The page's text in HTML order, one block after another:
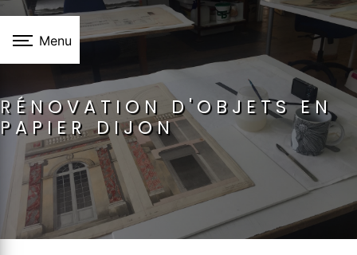
Menu
RÉNOVATION D'OBJETS EN
PAPIER DIJON
Panneau de gestion des cookies